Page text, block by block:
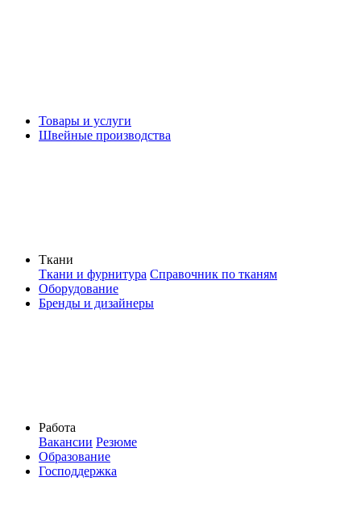
Товары и услуги
Швейные производства
Ткани
Ткани и фурнитура Справочник по тканям
Оборудование
Бренды и дизайнеры
Работа
Вакансии Резюме
Образование
Господдержка